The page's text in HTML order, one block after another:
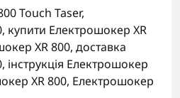
Touch Taser,
, купити Електрошокер XR
XR 800, доставка
, інструкція Електрошокер
XR 800, Електрошокер